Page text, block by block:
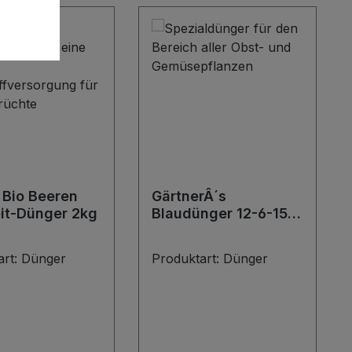
Beeren
Dünger 2kg
Dünger
GärtnerÂ´s
Blaudünger 12-6-15-2
Produktart: Dünger